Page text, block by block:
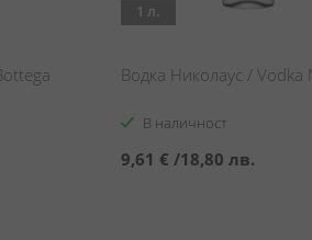
1 л.
Водка Николаус / Vodka
В наличност
9,61 € /18,80 лв.